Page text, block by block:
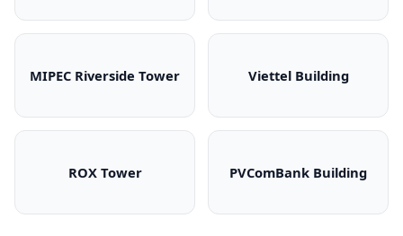
MIPEC Riverside Tower
MIPEC Riverside Tower
Viettel Building
Viettel Building
ROX Tower
ROX Tower
PVComBank Building
PVComBank